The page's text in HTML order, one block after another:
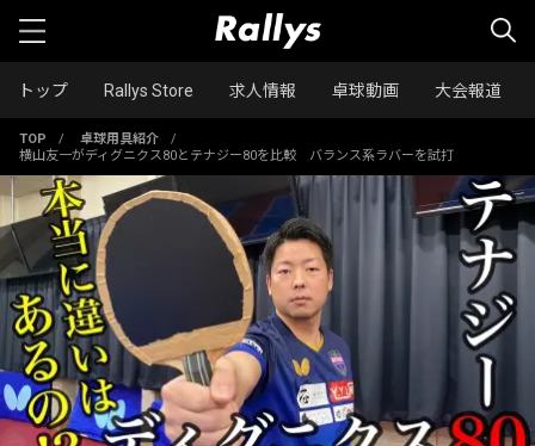
トップ Rallys Store 求人情報 卓球動画 大会報道
TOP / 卓球用具紹介
/
横山友一がディグニクス80とテナジー80を比較 バランス系ラバーを試打